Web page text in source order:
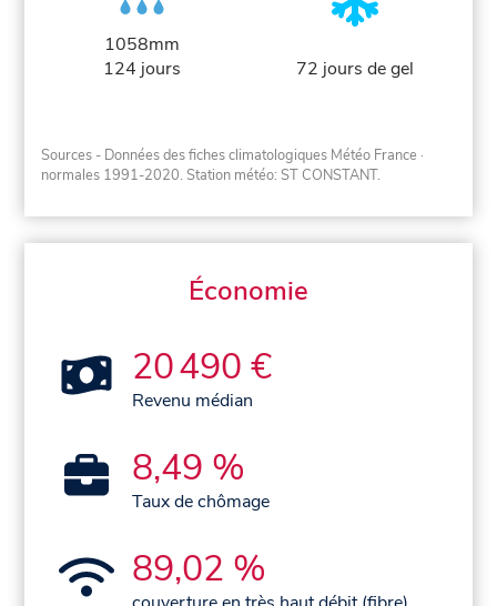
1058mm
124 jours
72 jours de gel
Sources - Données des fiches climatologiques Météo France ·
normales 1991-2020. Station météo: ST CONSTANT.
Économie
20 490 €
Revenu médian
8,49 %
Taux de chômage
89,02 %